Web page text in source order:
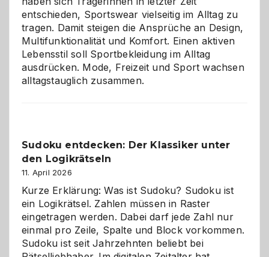
entschieden, Sportswear vielseitig im Alltag zu
tragen. Damit steigen die Ansprüche an Design,
Multifunktionalität und Komfort. Einen aktiven
Lebensstil soll Sportbekleidung im Alltag
ausdrücken. Mode, Freizeit und Sport wachsen
alltagstauglich zusammen.
Sudoku entdecken: Der Klassiker unter
den Logikrätseln
11. April 2026
Kurze Erklärung: Was ist Sudoku? Sudoku ist
ein Logikrätsel. Zahlen müssen in Raster
eingetragen werden. Dabei darf jede Zahl nur
einmal pro Zeile, Spalte und Block vorkommen.
Sudoku ist seit Jahrzehnten beliebt bei